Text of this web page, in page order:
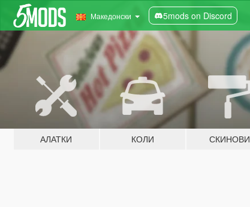
Македонски 5mods on Discord
АЛАТКИ КОЛИ СКИНОВИ